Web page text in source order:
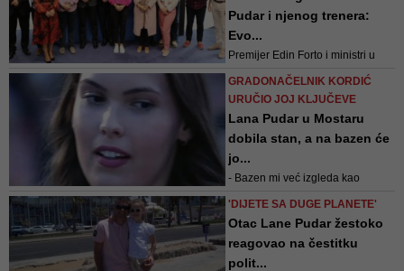
Pudar i njenog trenera:
Evo...
Premijer Edin Forto i ministri u
Vladi primili našu plivačicu i
čestitali na izvanrednim
GRADONAČELNIK KORDIĆ
URUČIO JOJ KLJUČEVE
Lana Pudar u Mostaru
dobila stan, a na bazen će
jo...
- Bazen mi već izgleda kao
'DIJETE SA DUGE PLANETE'
Otac Lane Pudar žestoko
reagovao na čestitku
polit...